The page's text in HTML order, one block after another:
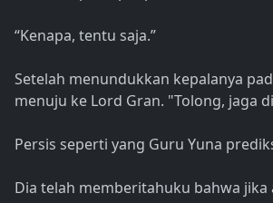
“Kenapa, tentu saja.”
Setelah menundukkan kepalanya
menuju ke Lord Gran. "Tolong, jaga
Persis seperti yang Guru Yuna
Dia telah memberitahuku bahwa jika